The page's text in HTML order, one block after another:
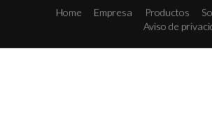
Home Empresa Productos
Aviso de